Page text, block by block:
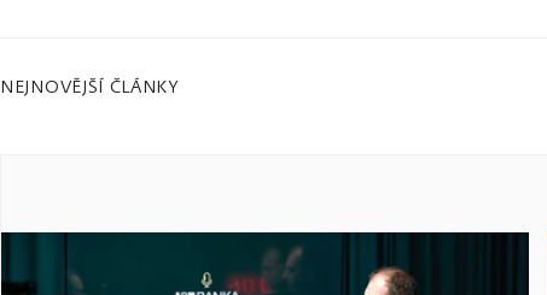
NEJNOVĚJŠÍ ČLÁNKY